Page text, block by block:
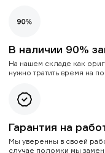
В наличии 90%
На нашем складе как
нужно тратить время на
Гарантия на
Мы уверенны в своей
случае поломки мы